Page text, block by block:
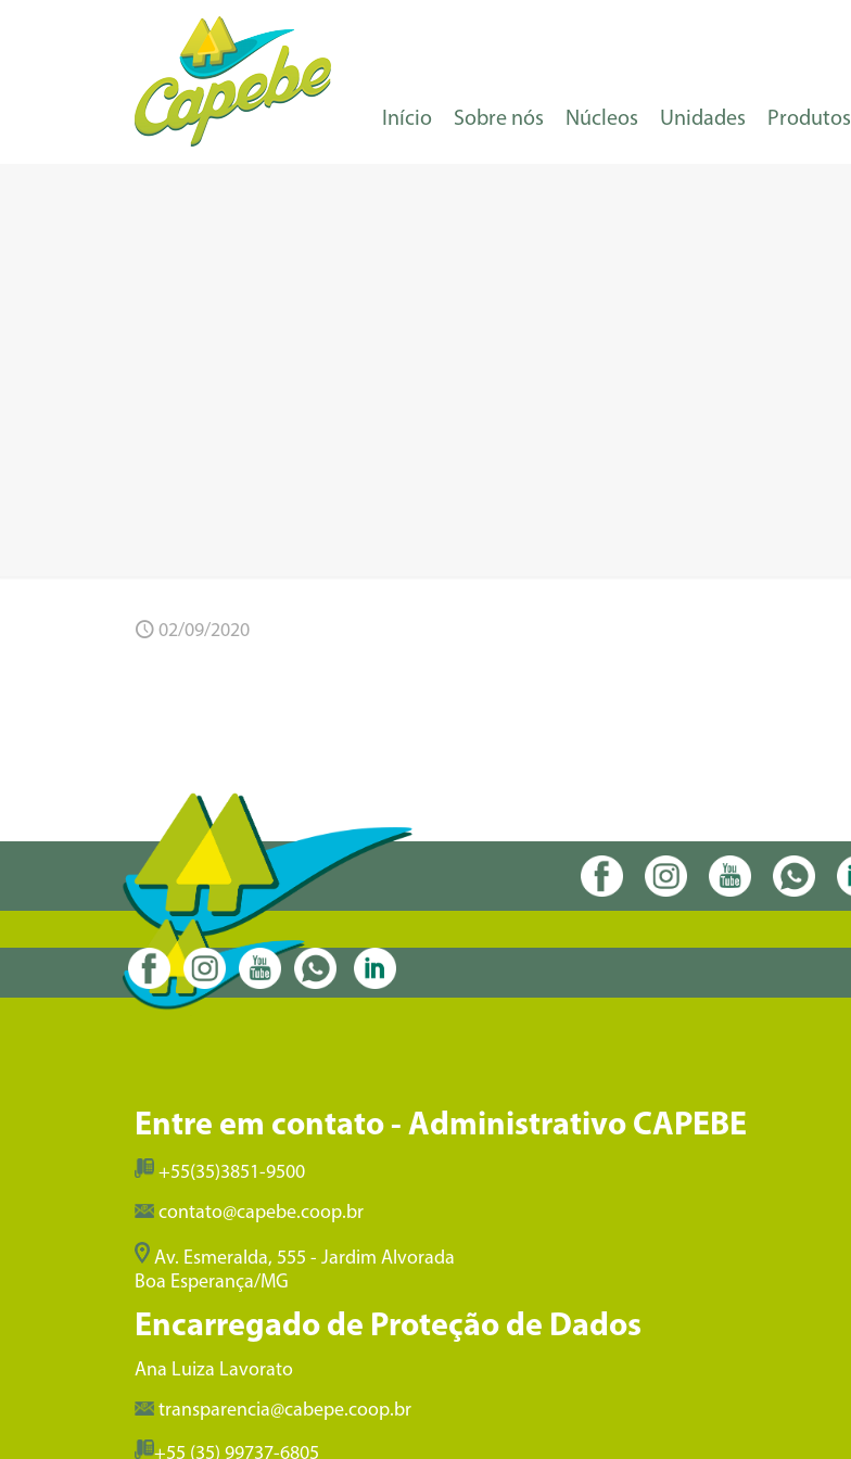
Início Sobre nós Núcleos Unidades Produtos
02/09/2020
Entre em contato - Administrativo CAPEBE
+55(35)3851-9500
contato@capebe.coop.br
Av. Esmeralda, 555 - Jardim Alvorada
Boa Esperança/MG
Encarregado de Proteção de Dados
Ana Luiza Lavorato
transparencia@cabepe.coop.br
+55 (35) 99737-6805